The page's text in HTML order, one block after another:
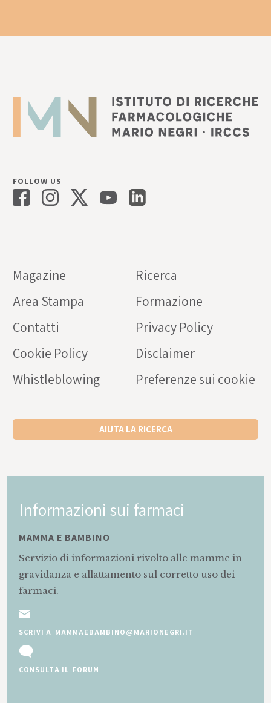
FOLLOW US
Magazine
Ricerca
Area Stampa
Formazione
Contatti
Privacy Policy
Cookie Policy
Disclaimer
Whistleblowing
Preferenze sui cookie
AIUTA LA RICERCA
Informazioni sui farmaci
MAMMA E BAMBINO
Servizio di informazioni rivolto alle mamme in
gravidanza e allattamento sul corretto uso dei
farmaci.
SCRIVI A MAMMAEBAMBINO@MARIONEGRI.IT
CONSULTA IL FORUM